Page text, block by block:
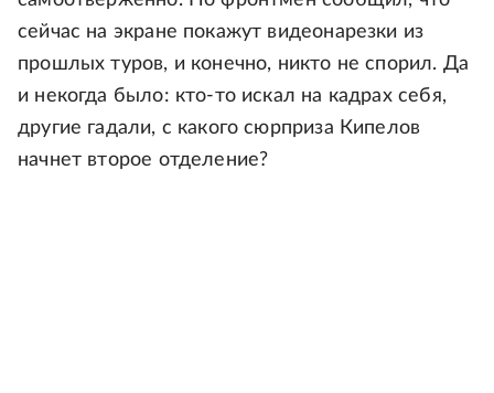
сейчас на экране покажут видеонарезки из
прошлых туров, и конечно, никто не спорил. Да
и некогда было: кто-то искал на кадрах себя,
другие гадали, с какого сюрприза Кипелов
начнет второе отделение?